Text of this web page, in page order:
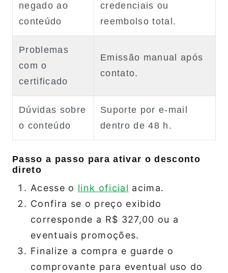
negado ao
conteúdo
credenciais ou
reembolso total.
Problemas
com o
certificado
Emissão manual após
contato.
Dúvidas sobre
o conteúdo
Suporte por e‑mail
dentro de 48 h.
Passo a passo para ativar o desconto
direto
Acesse o link oficial acima.
Confira se o preço exibido
corresponde a R$ 327,00 ou a
eventuais promoções.
Finalize a compra e guarde o
comprovante para eventual uso do